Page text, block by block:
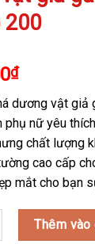
200
₫
dương vật giả
phụ nữ yêu
chất lượng
cao cấp
mắt cho bạn
gắn tườngThêm vào